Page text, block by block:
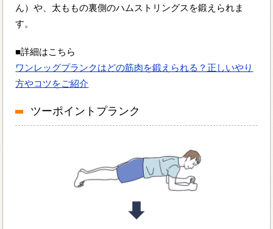
ん）や、太ももの裏側のハムストリングスを鍛えられま
す。
■詳細はこちら
ワンレッグプランクはどの筋肉を鍛えられる？正しいやり
方やコツをご紹介
ツーポイントプランク